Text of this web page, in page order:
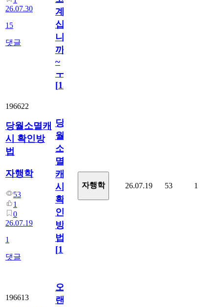
26.07.30
15
댓글
계
십
니
까
~
ㅜ
[15
196622
당월소멸캐
시 확인방
법
자행학
53
1
0
26.07.19
1
댓글
당
월
소
멸
캐
시
확
인
방
법
[1]
자행학 26.07.19 53 1
196613
오
랜